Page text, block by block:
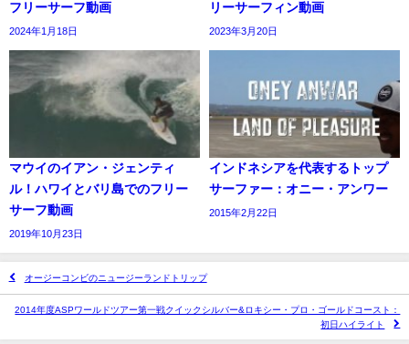
フリーサーフ動画
2024年1月18日
リーサーフィン動画
2023年3月20日
マウイのイアン・ジェンティ
ル！ハワイとバリ島でのフリー
サーフ動画
2019年10月23日
インドネシアを代表するトップ
サーファー：オニー・アンワー
2015年2月22日
オージーコンビのニュージーランドトリップ
2014年度ASPワールドツアー第一戦クイックシルバー&ロキシー・プロ・ゴールドコースト：
初日ハイライト